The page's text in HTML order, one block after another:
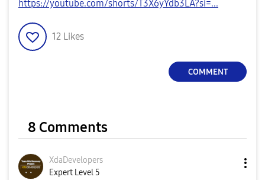
https://youtube.com/shorts/T3X6yYdb3LA?si=...
12 Likes
COMMENT
8 Comments
XdaDevelopers
Expert Level 5